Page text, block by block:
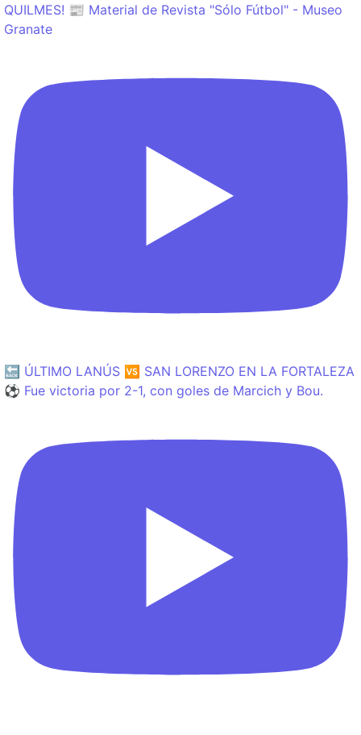
QUILMES! 📰 Material de Revista "Sólo Fútbol" - Museo
Granate
🔙 ÚLTIMO LANÚS 🆚 SAN LORENZO EN LA FORTALEZA
⚽️ Fue victoria por 2-1, con goles de Marcich y Bou.